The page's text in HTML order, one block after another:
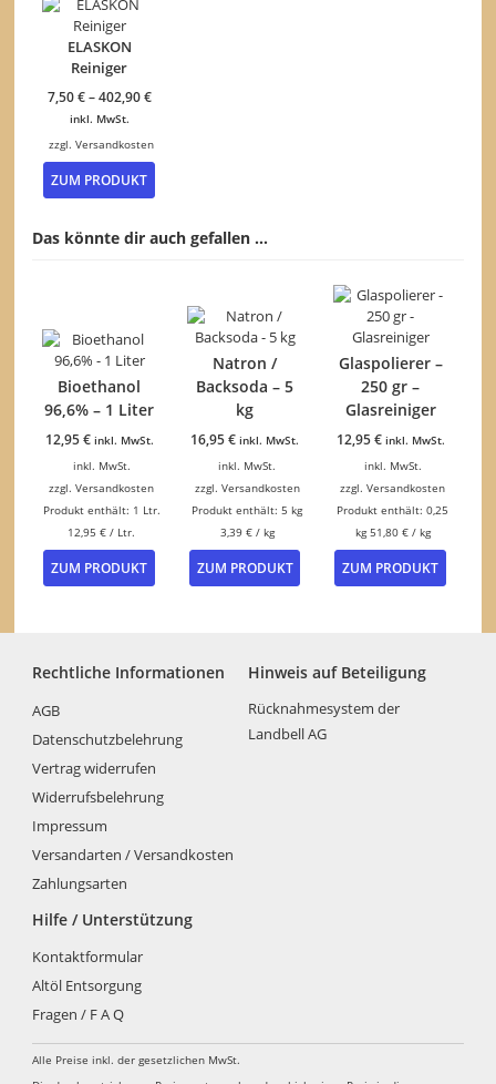
ELASKON
Reiniger
7,50€–402,90€
inkl. MwSt.
zzgl.Versandkosten
ZUM PRODUKT
Dieses
mehrere
Varianten
Optionen
können
Produktseite
werden
Das könnte dir auch gefallen …
Bioethanol
96,6% – 1 Liter
12,95€ inkl. MwSt.
inkl. MwSt.
zzgl.Versandkosten
Produkt enthält: 1 Ltr.
12,95€ / Ltr.
ZUM PRODUKT
Natron /
Backsoda – 5
kg
16,95€ inkl. MwSt.
inkl. MwSt.
zzgl. Versandkosten
Produkt enthält: 5kg
3,39 €/ kg
ZUM PRODUKT
Glaspolierer –
250 gr –
Glasreiniger
12,95€ inkl. MwSt.
inkl. MwSt.
zzgl.Versandkosten
Produkt enthält: 0,25
kg 51,80 €/ kg
ZUM PRODUKT
Rechtliche Informationen
AGB
Datenschutzbelehrung
Vertrag widerrufen
Widerrufsbelehrung
Impressum
Versandarten / Versandkosten
Zahlungsarten
Hinweis auf Beteiligung
Rücknahmesystem der
Landbell AG
Hilfe / Unterstützung
Kontaktformular
Altöl Entsorgung
Fragen / F A Q
Alle Preise inkl. der gesetzlichen MwSt.